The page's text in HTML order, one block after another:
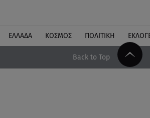
ΕΛΛΑΔΑ ΚΟΣΜΟΣ ΠΟΛΙΤΙΚΗ
Back to Top